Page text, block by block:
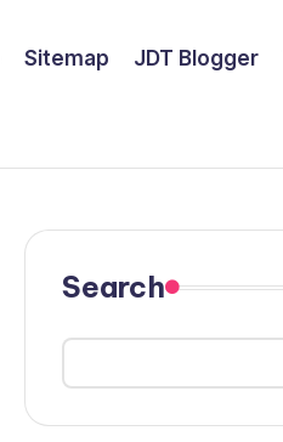
Sitemap JDT Blogger
Search